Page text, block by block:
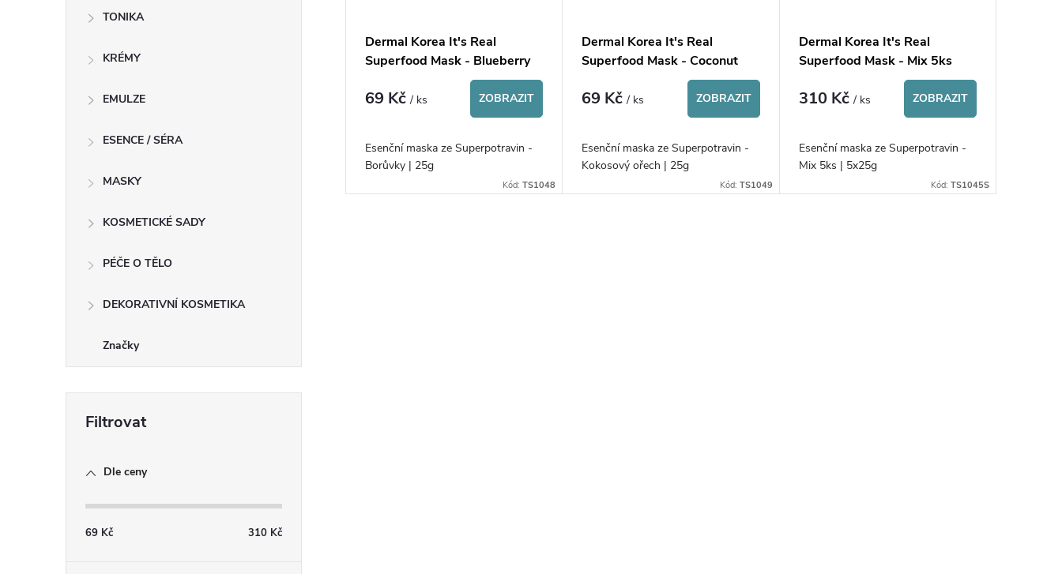
TONIKA
KRÉMY
EMULZE
ESENCE / SÉRA
MASKY
KOSMETICKÉ SADY
PÉČE O TĚLO
DEKORATIVNÍ KOSMETIKA
Značky
Dle ceny
69 Kč 310 Kč
Dermal Korea It's Real
Superfood Mask - Blueberry
69 Kč/ ks ZOBRAZIT
Esenční maska ze Superpotravin -
Borůvky | 25g
Kód:TS1048
Dermal Korea It's Real
Superfood Mask - Coconut
69 Kč/ ks ZOBRAZIT
Esenční maska ze Superpotravin -
Kokosový ořech | 25g
Kód: TS1049
Dermal Korea It's Real
Superfood Mask - Mix 5ks
310 Kč/ ks ZOBRAZIT
Esenční maska ze Superpotravin -
Mix 5ks | 5x25g
Kód: TS1045S